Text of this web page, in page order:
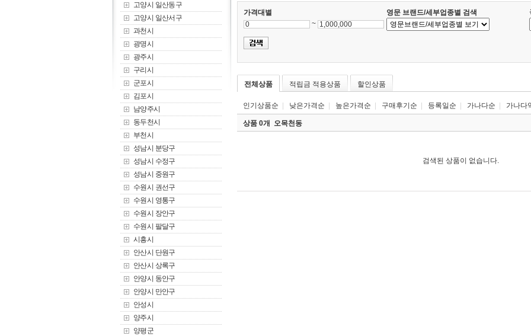
고양시 일산동구
고양시 일산서구
과천시
광명시
광주시
구리시
군포시
김포시
남양주시
동두천시
부천시
성남시 분당구
성남시 수정구
성남시 중원구
수원시 권선구
수원시 영통구
수원시 장안구
수원시 팔달구
시흥시
안산시 단원구
안산시 상록구
안양시 동안구
안양시 만안구
안성시
양주시
양평군
가격대별 영문 브랜드/세부업종별 검색
~
전체상품 적립금 적용상품 할인상품
인기상품순 낮은가격순 높은가격순 구매후기순 등록일순 가나다순 가나다
상품 0개 오목천동
검색된 상품이 없습니다.